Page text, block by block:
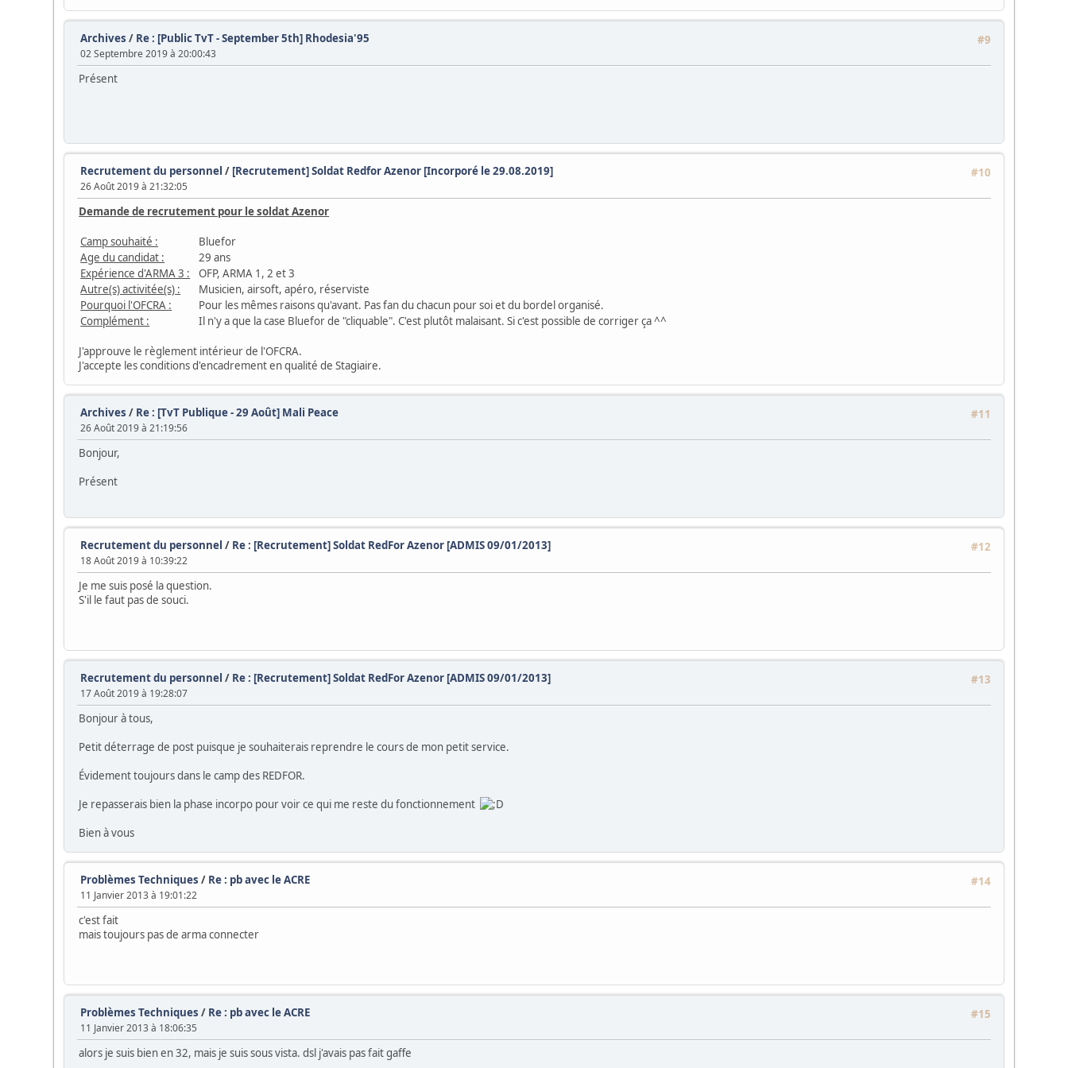
#9
Archives / Re : [Public TvT - September 5th] Rhodesia'95
02 Septembre 2019 à 20:00:43
Présent
#10
Recrutement du personnel / [Recrutement] Soldat Redfor Azenor [Incorporé le 29.08.2019]
26 Août 2019 à 21:32:05
Demande de recrutement pour le soldat Azenor
Camp souhaité :
Bluefor
Age du candidat :
29 ans
Expérience d'ARMA 3 :
OFP, ARMA 1, 2 et 3
Autre(s) activitée(s) :
Musicien, airsoft, apéro, réserviste
Pourquoi l'OFCRA :
Pour les mêmes raisons qu'avant. Pas fan du chacun pour soi et du bordel organisé.
Complément :
Il n'y a que la case Bluefor de "cliquable". C'est plutôt malaisant. Si c'est possible de corriger ça ^^
J'approuve le règlement intérieur de l'OFCRA.
J'accepte les conditions d'encadrement en qualité de Stagiaire.
#11
Archives / Re : [TvT Publique - 29 Août] Mali Peace
26 Août 2019 à 21:19:56
Bonjour,
Présent
#12
Recrutement du personnel / Re : [Recrutement] Soldat RedFor Azenor [ADMIS 09/01/2013]
18 Août 2019 à 10:39:22
Je me suis posé la question.
S'il le faut pas de souci.
#13
Recrutement du personnel / Re : [Recrutement] Soldat RedFor Azenor [ADMIS 09/01/2013]
17 Août 2019 à 19:28:07
Bonjour à tous,
Petit déterrage de post puisque je souhaiterais reprendre le cours de mon petit service.
Évidement toujours dans le camp des REDFOR.
Je repasserais bien la phase incorpo pour voir ce qui me reste du fonctionnement
Bien à vous
#14
Problèmes Techniques / Re : pb avec le ACRE
11 Janvier 2013 à 19:01:22
c'est fait
mais toujours pas de arma connecter
#15
Problèmes Techniques / Re : pb avec le ACRE
11 Janvier 2013 à 18:06:35
alors je suis bien en 32, mais je suis sous vista. dsl j'avais pas fait gaffe